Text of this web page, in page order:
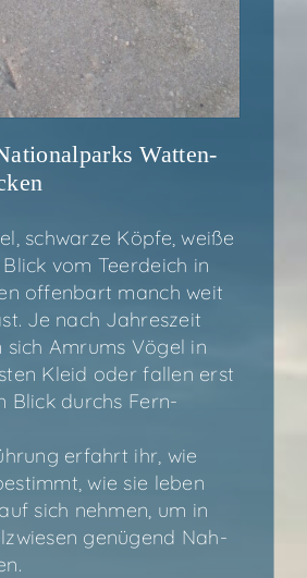
Wat­ten­
schwar­ze Köp­fe, wei­ße
vom Teer­deich in
offen­bart manch weit
Je nach Jah­res­zeit
Amrums Vögel in
Kleid oder fal­len erst
Blick durchs Fern­
erfahrt ihr, wie
wie sie leben
sich neh­men, um in
genü­gend Nah­